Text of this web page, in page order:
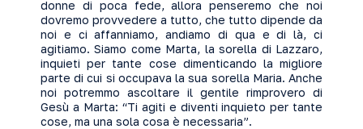
donne di poca fede, allora penseremo che noi
dovremo provvedere a tutto, che tutto dipende da
noi e ci affanniamo, andiamo di qua e di là, ci
agitiamo. Siamo come Marta, la sorella di Lazzaro,
inquieti per tante cose dimenticando la migliore
parte di cui si occupava la sua sorella Maria. Anche
noi potremmo ascoltare il gentile rimprovero di
Gesù a Marta: “Ti agiti e diventi inquieto per tante
cose, ma una sola cosa è necessaria”.